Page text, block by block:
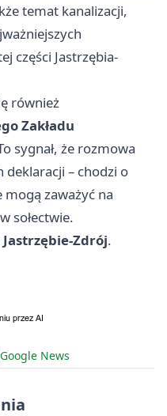
temat kanalizacji,
części Jastrzębia-
również
Zakładu
sygnał, że rozmowa
deklaracji – chodzi o
zaważyć na
sołectwie.
Zdrój.
Google News